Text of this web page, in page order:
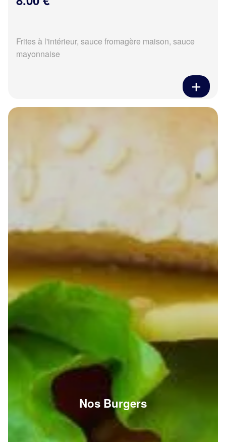
Frites à l'intérieur, sauce fromagère maison, sauce
mayonnaise
Nos Burgers